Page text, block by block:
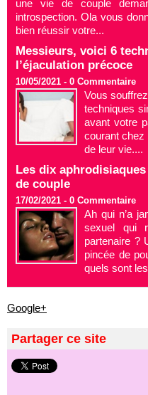
une vie de couple
introspection. Ola vous
bien réussir votre...
Messieurs, voici 6
l’éjaculation précoce
10/05/2021 - 0 Commentaire
Vous
techniques
avant votre
courant
de leur vie....
Les dix
de couple
17/02/2021 - 0 Commentaire
Ah qui n’a
sexuel qui
partenaire ?
pincée de
quels sont
Google+
Partager ce site